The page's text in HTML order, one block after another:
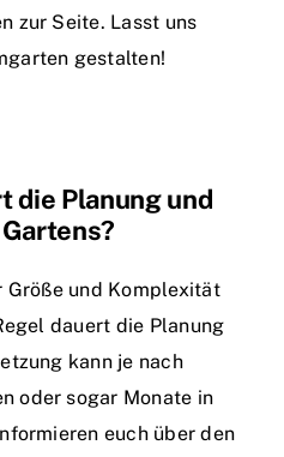
zur Seite. Lasst uns
gestalten!
die Planung und
Größe und Komplexität
dauert die Planung
kann je nach
oder sogar Monate in
euch über den